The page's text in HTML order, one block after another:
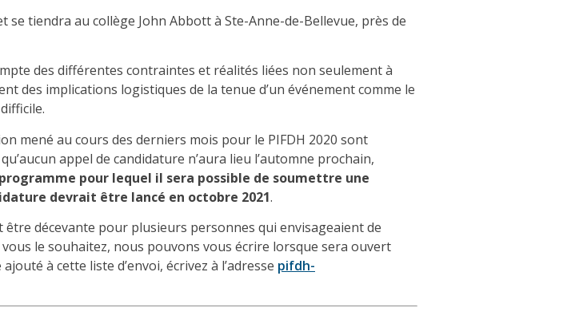
se tiendra au collège John Abbott à Ste-Anne-de-Bellevue, près de
des différentes contraintes et réalités liées non seulement à
des implications logistiques de la tenue d’un événement comme le
mené au cours des derniers mois pour le PIFDH 2020 sont
appel de candidature n’aura lieu l’automne prochain,
pour lequel il sera possible de soumettre une
devrait être lancé en octobre 2021.
être décevante pour plusieurs personnes qui envisageaient de
le souhaitez, nous pouvons vous écrire lorsque sera ouvert
à cette liste d’envoi, écrivez à l’adresse pifdh-